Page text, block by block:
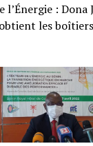
l’Énergie : Dona
les